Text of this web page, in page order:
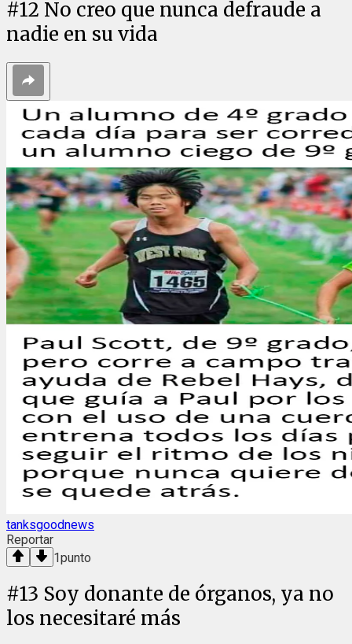
#12 No creo que nunca defraude a
nadie en su vida
tanksgoodnews
Reportar
1punto
#13 Soy donante de órganos, ya no
los necesitaré más